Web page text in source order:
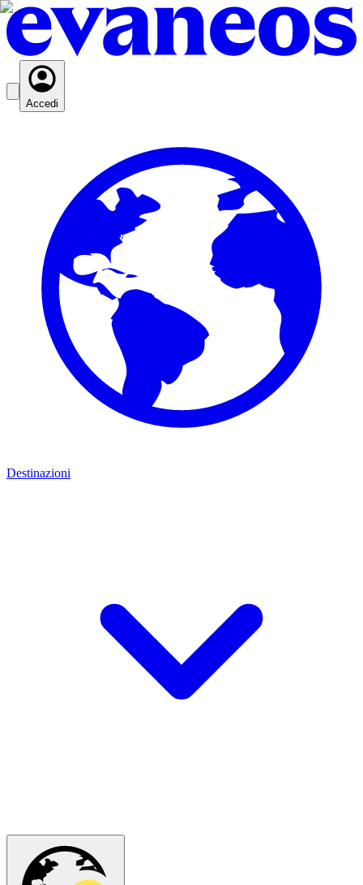
Accedi
Destinazioni